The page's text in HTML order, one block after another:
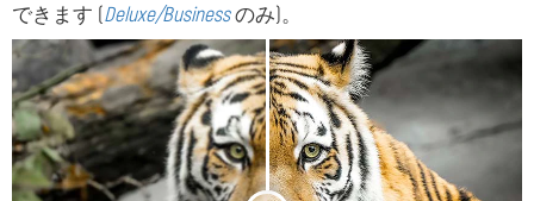
できます (Deluxe/Businessのみ)。